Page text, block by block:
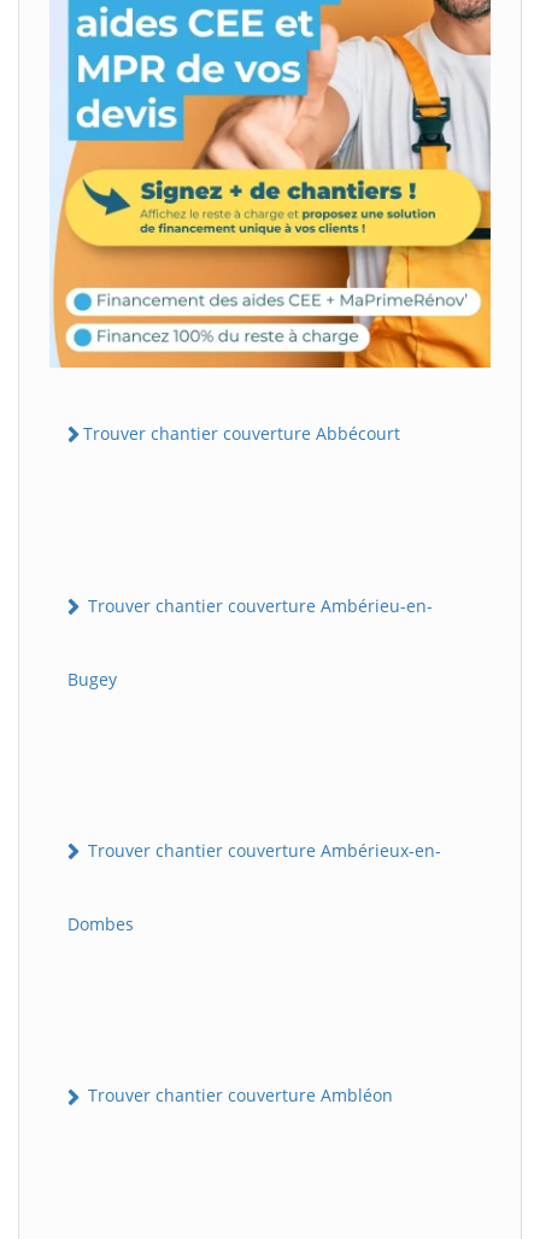
Trouver chantier couverture Abbécourt
Trouver chantier couverture Ambérieu-en-
Bugey
Trouver chantier couverture Ambérieux-en-
Dombes
Trouver chantier couverture Ambléon